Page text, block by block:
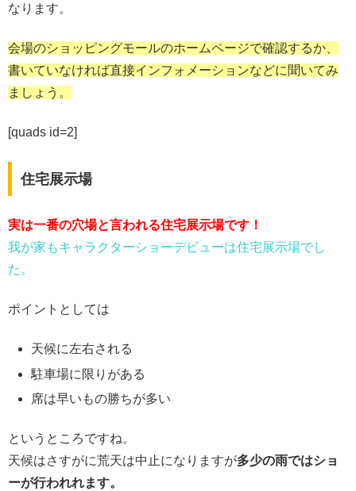
なります。
会場のショッピングモールのホームページで確認するか、
書いていなければ直接インフォメーションなどに聞いてみ
ましょう。
[quads id=2]
住宅展示場
実は一番の穴場と言われる住宅展示場です！
我が家もキャラクターショーデビューは住宅展示場でし
た。
ポイントとしては
天候に左右される
駐車場に限りがある
席は早いもの勝ちが多い
というところですね。
天候はさすがに荒天は中止になりますが多少の雨ではショ
ーが行われれます。